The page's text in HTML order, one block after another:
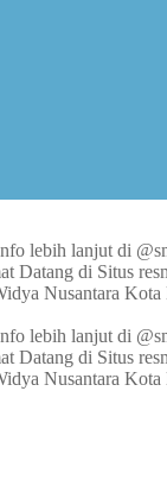
lebih lanjut di
Datang di Situs
Nusantara
lebih lanjut di
Datang di Situs
Nusantara